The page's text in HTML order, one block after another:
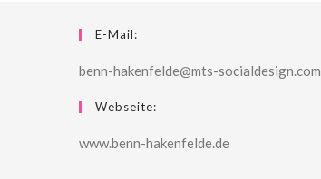
E-Mail:
benn-hakenfelde@mts-socialdesign.com
Webseite:
www.benn-hakenfelde.de